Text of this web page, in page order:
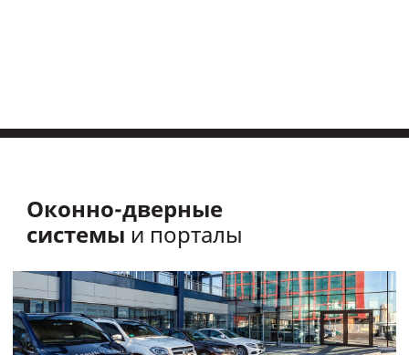
Оконно-дверные
системы и порталы